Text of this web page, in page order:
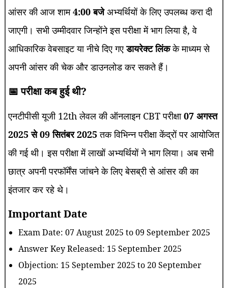
आंसर की आज शाम4:00 बजेअभ्यर्थियों के लिए उपलब्ध करा दी
जाएगी। सभी उम्मीदवार जिन्होंने इस परीक्षा में भाग लिया है, वे
आधिकारिक वेबसाइट या नीचे दिए गएडायरेक्ट लिंकके माध्यम से
अपनी आंसर की चेक और डाउनलोड कर सकते हैं।
📅 परीक्षा कब हुई थी?
एनटीपीसी यूजी 12th लेवल की ऑनलाइन CBT परीक्षा07 अगस्त
2025 से 09 सितंबर 2025 तक विभिन्न परीक्षा केंद्रों पर आयोजित
की गई थी। इस परीक्षा में लाखों अभ्यर्थियों ने भाग लिया। अब सभी
छात्र अपनी परफॉर्मेंस जांचने के लिए बेसब्री से आंसर की का
इंतजार कर रहे थे।
Important Date
Exam Date: 07 August 2025 to 09 September 2025
Answer Key Released: 15 September 2025
Objection: 15 September 2025 to 20 September
2025